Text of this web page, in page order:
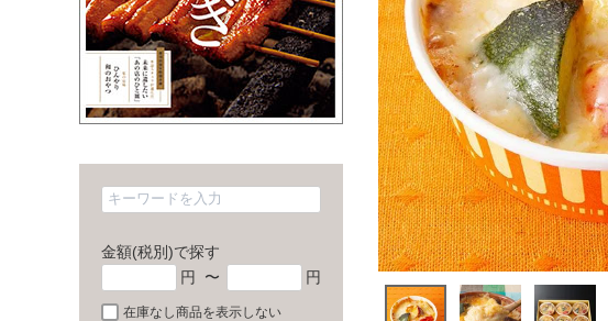
金額(税別)で探す
円
〜 円
在庫なし商品を表示しない